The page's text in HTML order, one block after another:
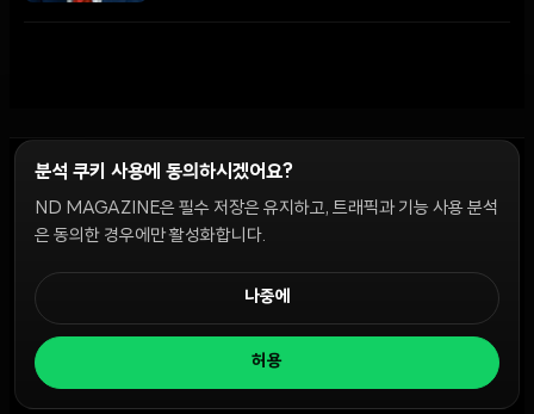
윤리 원칙 Discord 봇캠페인 가이드커뮤니티 랭킹
쿠키 설정
공시 및 정책:
분석 쿠키 사용에 동의하시겠어요?
ND MAGAZINE은 필수 저장은 유지하고, 트래픽과 기능 사용 분석
은 동의한 경우에만 활성화합니다.
나중에
허용